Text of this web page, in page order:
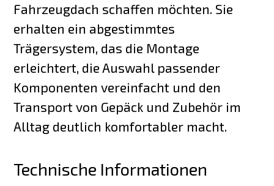
Fahrzeugdach schaffen möchten. Sie
erhalten ein abgestimmtes
Trägersystem, das die Montage
erleichtert, die Auswahl passender
Komponenten vereinfacht und den
Transport von Gepäck und Zubehör im
Alltag deutlich komfortabler macht.
Technische Informationen